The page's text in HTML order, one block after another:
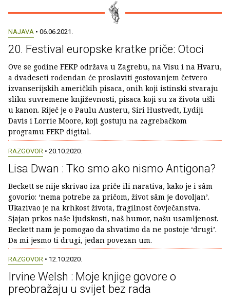
NAJAVA • 06.06.2021.
20. Festival europske kratke priče: Otoci
Ove se godine FEKP održava u Zagrebu, na Visu i na Hvaru,
a dvadeseti rođendan će proslaviti gostovanjem četvero
izvanserijskih američkih pisaca, onih koji istinski stvaraju
sliku suvremene književnosti, pisaca koji su za života ušli
u kanon. Riječ je o Paulu Austeru, Siri Hustvedt, Lydiji
Davis i Lorrie Moore, koji gostuju na zagrebačkom
programu FEKP digital.
RAZGOVOR • 20.10.2020.
Lisa Dwan : Tko smo ako nismo Antigona?
Beckett se nije skrivao iza priče ili narativa, kako je i sâm
govorio: ‘nema potrebe za pričom, život sâm je dovoljan’.
Ukazivao je na krhkost života, fragilnost čovječanstva.
Sjajan prkos naše ljudskosti, naš humor, našu usamljenost.
Beckett nam je pomogao da shvatimo da ne postoje ‘drugi’.
Da mi jesmo ti drugi, jedan povezan um.
RAZGOVOR • 12.10.2020.
Irvine Welsh : Moje knjige govore o
preobražaju u svijet bez rada